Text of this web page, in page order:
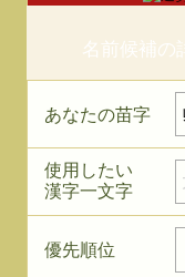
名前候補の
あなたの苗字
使用したい
漢字一文字
優先順位